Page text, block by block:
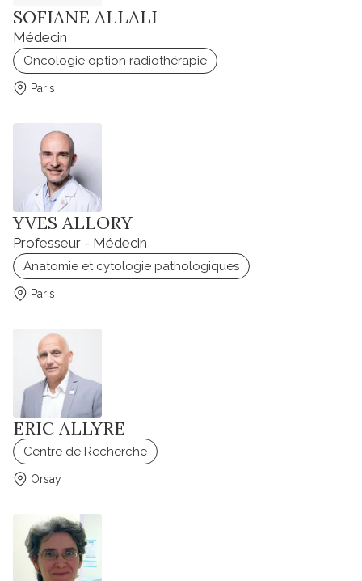
SOFIANE ALLALI
Médecin
Oncologie option radiothérapie
Paris
YVES ALLORY
Professeur - Médecin
Anatomie et cytologie pathologiques
Paris
ERIC ALLYRE
Centre de Recherche
Orsay